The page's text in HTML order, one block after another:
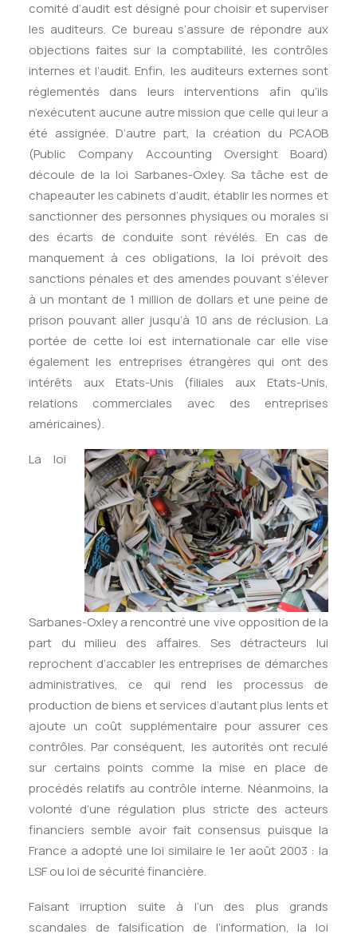
comité d’audit est désigné pour choisir et superviser
les auditeurs. Ce bureau s’assure de répondre aux
objections faites sur la comptabilité, les contrôles
internes et l’audit. Enfin, les auditeurs externes sont
réglementés dans leurs interventions afin qu’ils
n’exécutent aucune autre mission que celle qui leur a
été assignée. D’autre part, la création du PCAOB
(Public Company Accounting Oversight Board)
découle de la loi Sarbanes-Oxley. Sa tâche est de
chapeauter les cabinets d’audit, établir les normes et
sanctionner des personnes physiques ou morales si
des écarts de conduite sont révélés. En cas de
manquement à ces obligations, la loi prévoit des
sanctions pénales et des amendes pouvant s’élever
à un montant de 1 million de dollars et une peine de
prison pouvant aller jusqu’à 10 ans de réclusion. La
portée de cette loi est internationale car elle vise
également les entreprises étrangères qui ont des
intérêts aux Etats-Unis (filiales aux Etats-Unis,
relations commerciales avec des entreprises
américaines).
La loi
Sarbanes-Oxley a rencontré une vive opposition de la
part du milieu des affaires. Ses détracteurs lui
reprochent d’accabler les entreprises de démarches
administratives, ce qui rend les processus de
production de biens et services d’autant plus lents et
ajoute un coût supplémentaire pour assurer ces
contrôles. Par conséquent, les autorités ont reculé
sur certains points comme la mise en place de
procédés relatifs au contrôle interne. Néanmoins, la
volonté d’une régulation plus stricte des acteurs
financiers semble avoir fait consensus puisque la
France a adopté une loi similaire le 1er août 2003 : la
LSF ou loi de sécurité financière.
Faisant irruption suite à l’un des plus grands
scandales de falsification de l’information, la loi